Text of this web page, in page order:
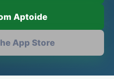
Aptoide
App Store